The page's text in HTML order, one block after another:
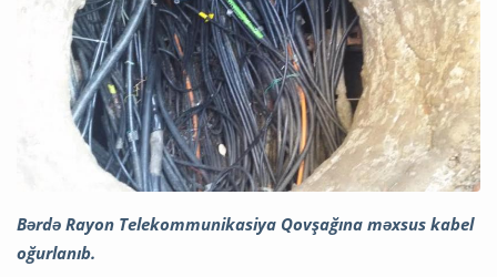
Bərdə Rayon Telekommunikasiya Qovşağına məxsus kabel
oğurlanıb.